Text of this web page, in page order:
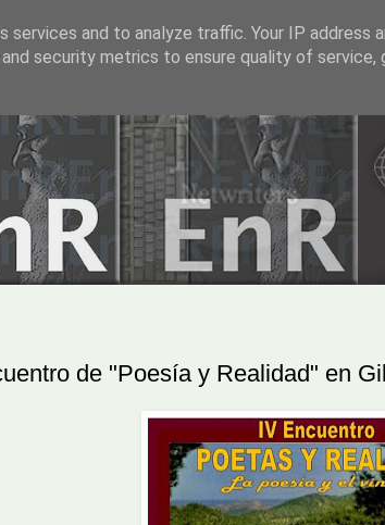
de "Poesía y Realidad" en
and to analyze traffic. Your IP address
security metrics to ensure quality of service,